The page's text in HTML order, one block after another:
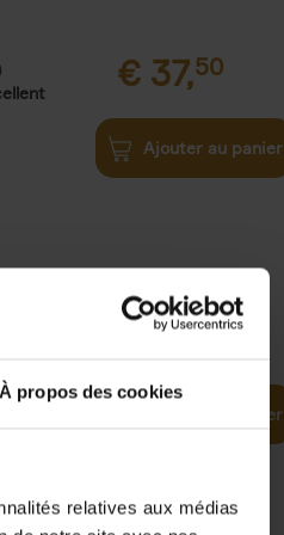
À propos des cookies
relatives aux médias
€ 37,50
Ajouter au panier
world 29,99
Ajouter au panier